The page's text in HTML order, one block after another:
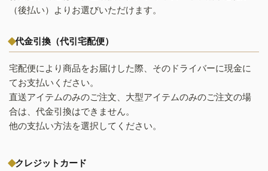
（後払い）よりお選びいただけます。
代金引換（代引宅配便）
宅配便により商品をお届けした際、そのドライバーに現金に
てお支払いください。
直送アイテムのみのご注文、大型アイテムのみのご注文の場
合は、代金引換はできません。
他の支払い方法を選択してください。
クレジットカード